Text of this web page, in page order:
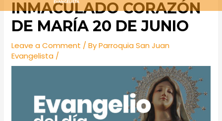
INMACULADO CORAZÓN
DE MARÍA 20 DE JUNIO
Leave a Comment / ByParroquia San Juan
Evangelista /